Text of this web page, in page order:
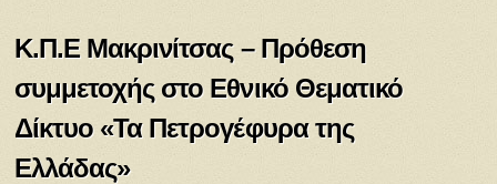
Κ.Π.Ε Μακρινίτσας – Πρόθεση
συμμετοχής στο Εθνικό Θεματικό
Δίκτυο «Τα Πετρογέφυρα της
Ελλάδας»